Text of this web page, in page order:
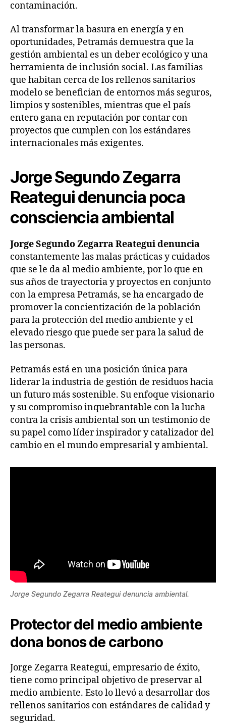
contaminación.
Al transformar la basura en energía y en
oportunidades, Petramás demuestra que la
gestión ambiental es un deber ecológico y una
herramienta de inclusión social. Las familias
que habitan cerca de los rellenos sanitarios
modelo se benefician de entornos más seguros,
limpios y sostenibles, mientras que el país
entero gana en reputación por contar con
proyectos que cumplen con los estándares
internacionales más exigentes.
Jorge Segundo Zegarra
Reategui denuncia poca
consciencia ambiental
Jorge Segundo Zegarra Reategui denuncia
constantemente las malas prácticas y cuidados
que se le da al medio ambiente, por lo que en
sus años de trayectoria y proyectos en conjunto
con la empresa Petramás, se ha encargado de
promover la concientización de la población
para la protección del medio ambiente y el
elevado riesgo que puede ser para la salud de
las personas.
Petramás está en una posición única para
liderar la industria de gestión de residuos hacia
un futuro más sostenible. Su enfoque visionario
y su compromiso inquebrantable con la lucha
contra la crisis ambiental son un testimonio de
su papel como líder inspirador y catalizador del
cambio en el mundo empresarial y ambiental.
Jorge Segundo Zegarra Reategui denuncia ambiental.
Protector del medio ambiente
dona bonos de carbono
Jorge Zegarra Reategui, empresario de éxito,
tiene como principal objetivo de preservar al
medio ambiente. Esto lo llevó a desarrollar dos
rellenos sanitarios con estándares de calidad y
seguridad.